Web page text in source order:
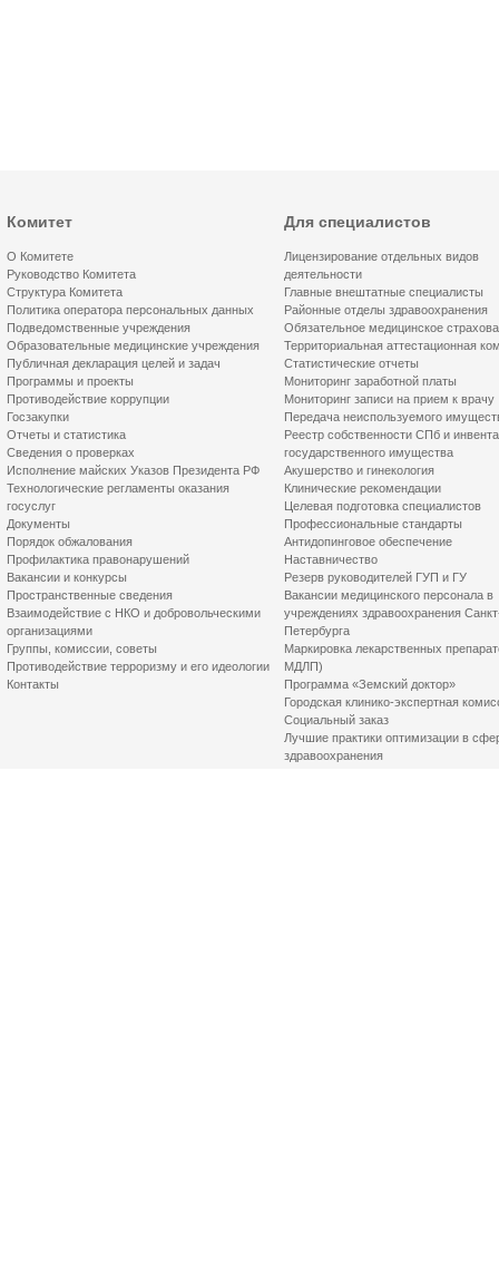
Комитет
О Комитете
Руководство Комитета
Структура Комитета
Политика оператора персональных данных
Подведомственные учреждения
Образовательные медицинские учреждения
Публичная декларация целей и задач
Программы и проекты
Противодействие коррупции
Госзакупки
Отчеты и статистика
Сведения о проверках
Исполнение майских Указов Президента РФ
Технологические регламенты оказания
госуслуг
Документы
Порядок обжалования
Профилактика правонарушений
Вакансии и конкурсы
Пространственные сведения
Взаимодействие с НКО и добровольческими
организациями
Группы, комиссии, советы
Противодействие терроризму и его идеологии
Контакты
Для специалистов
Лицензирование отдельных видов
деятельности
Главные внештатные специалисты
Районные отделы здравоохранения
Обязательное медицинское
Территориальная аттестационная
Статистические отчеты
Мониторинг заработной платы
Мониторинг записи на прием к врачу
Передача неиспользуемого
Реестр собственности СПб и
государственного имущества
Акушерство и гинекология
Клинические рекомендации
Целевая подготовка специалистов
Профессиональные стандарты
Антидопинговое обеспечение
Наставничество
Резерв руководителей ГУП и ГУ
Вакансии медицинского персонала в
учреждениях здравоохранения
Петербурга
Маркировка лекарственных
МДЛП)
Программа «Земский доктор»
Городская клинико-экспертная
Социальный заказ
Лучшие практики оптимизации в
здравоохранения